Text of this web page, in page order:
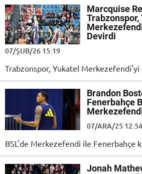
Marcquise
Trabzonspor,
Devirdi
07/ŞUB/26 15:19
Trabzonspor, Yukatel
Brandon
Fenerbahçe
07/ARA/25 12:54
BSL'de Merkezefendi ile Fenerbahçe
Jonah